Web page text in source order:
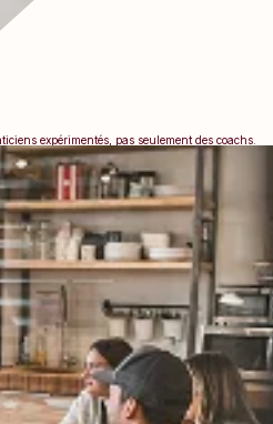
expérimentés, pas seulement des coachs.